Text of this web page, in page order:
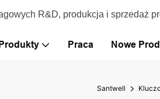
R&D, produkcja i sprzedaż
Produkty Praca Nowe
Santwell